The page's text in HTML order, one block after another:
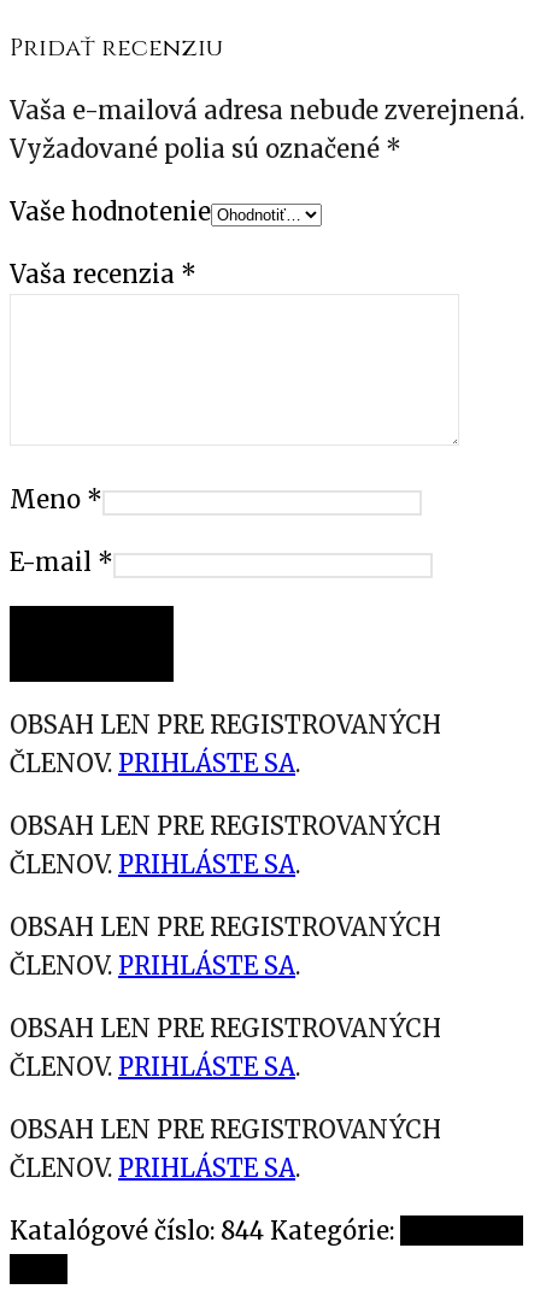
Pridať recenziu
Vaša e-mailová adresa nebude zverejnená.
Vyžadované polia sú označené *
Vaše hodnotenie
Vaša recenzia *
Meno *
E-mail *
OBSAH LEN PRE REGISTROVANÝCH
ČLENOV. PRIHLÁSTE SA.
OBSAH LEN PRE REGISTROVANÝCH
ČLENOV. PRIHLÁSTE SA.
OBSAH LEN PRE REGISTROVANÝCH
ČLENOV. PRIHLÁSTE SA.
OBSAH LEN PRE REGISTROVANÝCH
ČLENOV. PRIHLÁSTE SA.
OBSAH LEN PRE REGISTROVANÝCH
ČLENOV. PRIHLÁSTE SA.
Katalógové číslo: 844 Kategórie: